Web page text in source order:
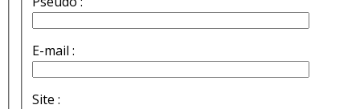
E-mail :
Site :